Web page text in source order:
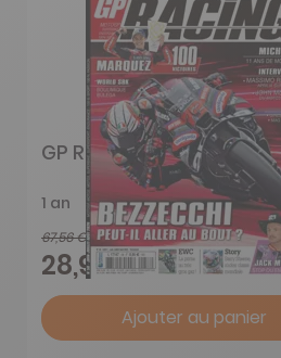
GP Racing
1 an
67,56 €
28,90 € -57%
Ajouter au panier